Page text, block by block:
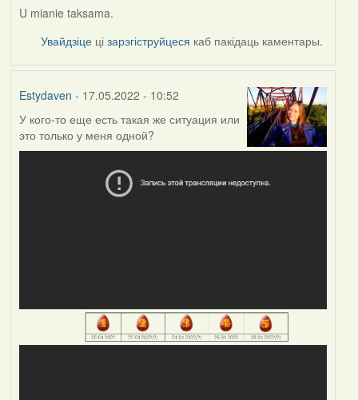
U mianie taksama.
Увайдзіце цізарэгіструйцеся каб пакідаць каментары.
Estydaven - 17.05.2022 - 10:52
У кого-то еще есть такая же ситуация или
это только у меня одной?